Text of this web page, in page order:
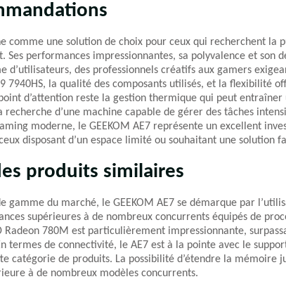
comme une solution de choix pour ceux qui recherchent la
performances impressionnantes, sa polyvalence et son
d’utilisateurs, des professionnels créatifs aux gamers
7940HS, la qualité des composants utilisés, et la flexibilité
d’attention reste la gestion thermique qui peut entraîner
d’une machine capable de gérer des tâches
moderne, le GEEKOM AE7 représente un excellent
disposant d’un espace limité ou souhaitant une solution
produits similaires
gamme du marché, le GEEKOM AE7 se démarque par
supérieures à de nombreux concurrents équipés de
780M est particulièrement impressionnante,
termes de connectivité, le AE7 est à la pointe avec le
catégorie de produits. La possibilité d’étendre la mémoire
à de nombreux modèles concurrents.